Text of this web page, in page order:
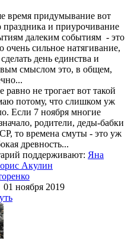
время придумывание вот
праздника и приурочивание
далеким событиям - это
очень сильное натягивание,
день единства и
смыслом это, в общем,
не трогает вот такой
потому, что слишком уж
Если 7 ноября многие
родители, деды-бабки
то времена смуты - это уж
древность...
поддерживают: Яна
Акулин
ноября 2019